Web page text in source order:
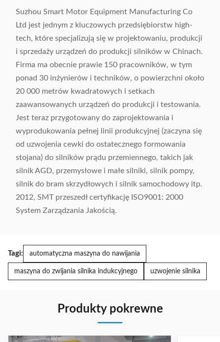
Suzhou Smart Motor Equipment Manufacturing Co
Ltd jest jednym z kluczowych przedsiębiorstw high-
tech, które specjalizują się w projektowaniu, produkcji
i sprzedaży urządzeń do produkcji silników w Chinach.
Firma ma obecnie prawie 150 pracowników, w tym
ponad 30 inżynierów i techników, o powierzchni około
20 000 metrów kwadratowych i setkach
zaawansowanych urządzeń do produkcji i testowania.
Jest teraz przygotowany do zaprojektowania i
wyprodukowania pełnej linii produkcyjnej (zaczyna się
od uzwojenia cewki do ostatecznego formowania
stojana) do silników prądu przemiennego, takich jak
silnik AGD, przemysłowe i małe silniki, silnik pompy,
silnik do bram skrzydłowych i silnik samochodowy itp.
2012, SMT przeszedł certyfikację ISO9001: 2000
System Zarządzania Jakością.
Tagi: automatyczna maszyna do nawijania
maszyna do zwijania silnika indukcyjnego uzwojenie silnika
Produkty pokrewne